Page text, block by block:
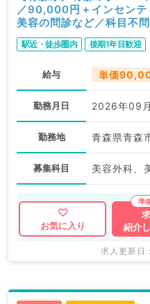
／90,000円＋インセンテ
美容の問診など／科目不問
駅近・徒歩圏内 後期1年目歓迎
給与 単価
勤務月日 2026年09
勤務地 青森県青森
募集科目 美容外科、
お気に入り
紹介
求人更新